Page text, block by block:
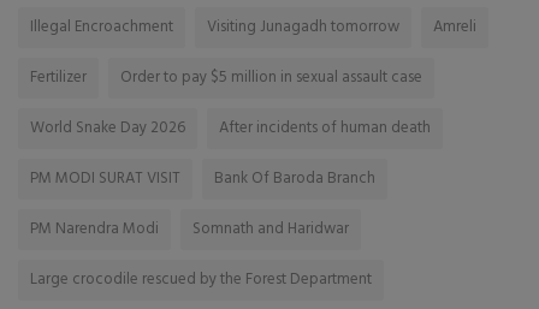
Illegal Encroachment Visiting Junagadh tomorrow
Amreli
Fertilizer
Order to pay $5 million in sexual assault case
World Snake Day 2026
After incidents of human death
PM MODI SURAT VISIT
Bank Of Baroda Branch
PM Narendra Modi
Somnath and Haridwar
Large crocodile rescued by the Forest Department